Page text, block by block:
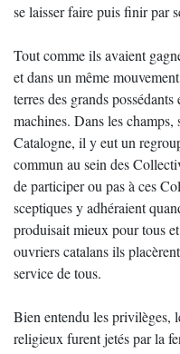
se laisser faire puis finir par
Tout comme ils avaient
et dans un même
terres des grands
machines. Dans les
Catalogne, il y eut un
commun au sein des
de participer ou pas à ces
sceptiques y adhéraient
produisait mieux pour tous
ouvriers catalans ils
service de tous.
Bien entendu les privilèges,
religieux furent jetés par la